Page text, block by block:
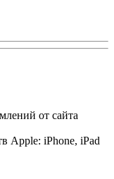
от сайта
Apple: iPhone, iPad